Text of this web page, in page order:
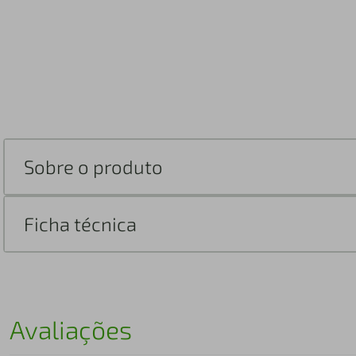
Sobre o produto
Ficha técnica
Avaliações